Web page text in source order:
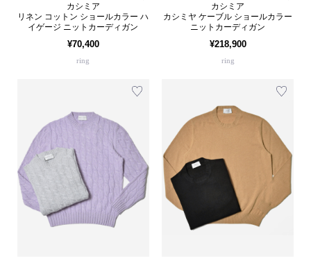
カシミア
リネン コットン ショールカラー ハ
イゲージ ニットカーディガン
¥70,400
ring
カシミア
カシミヤ ケーブル ショールカラー
ニットカーディガン
¥218,900
ring